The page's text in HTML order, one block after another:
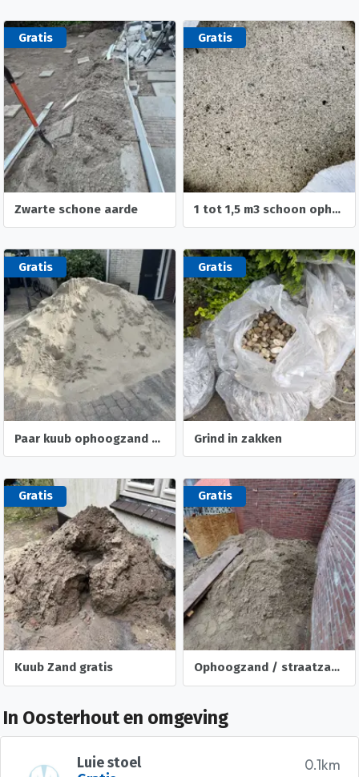
Gratis
Zwarte schone aarde
Gratis
1 tot 1,5 m3 schoon ophoogzand
Gratis
Paar kuub ophoogzand - neem zoveel als nodig
Gratis
Grind in zakken
Gratis
Kuub Zand gratis
Gratis
Ophoogzand / straatzand
In Oosterhout en omgeving
0.1km
Luie stoel